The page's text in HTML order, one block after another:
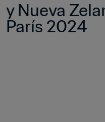
y Nueva
París 2024